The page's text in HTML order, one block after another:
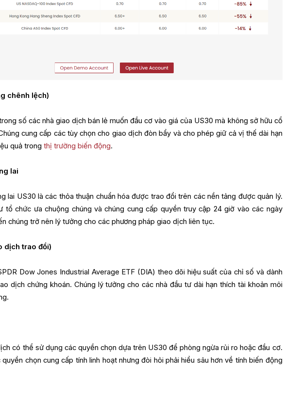
chênh lệch)
số các nhà giao dịch bán lẻ muốn đầu cơ vào giá của US30 mà không sở hữu cổ
cung cấp các tùy chọn cho giao dịch đòn bẩy và cho phép giữ cả vị thế dài hạn
quả trongthị trường biến động.
lai
lai US30 là các thỏa thuận chuẩn hóa được trao đổi trên các nền tảng được quản lý.
tổ chức ưa chuộng chúng và chúng cung cấp quyền truy cập 24 giờ vào các ngày
chúng trở nên lý tưởng cho các phương pháp giao dịch liên tục.
dịch trao đổi)
Dow Jones Industrial Average ETF (DIA) theo dõi hiệu suất của chỉ số và dành
dịch chứng khoán. Chúng lý tưởng cho các nhà đầu tư dài hạn thích tài khoản môi
có thể sử dụng các quyền chọn dựa trên US30 để phòng ngừa rủi ro hoặc đầu cơ.
chọn cung cấp tính linh hoạt nhưng đòi hỏi phải hiểu sâu hơn về tính biến động